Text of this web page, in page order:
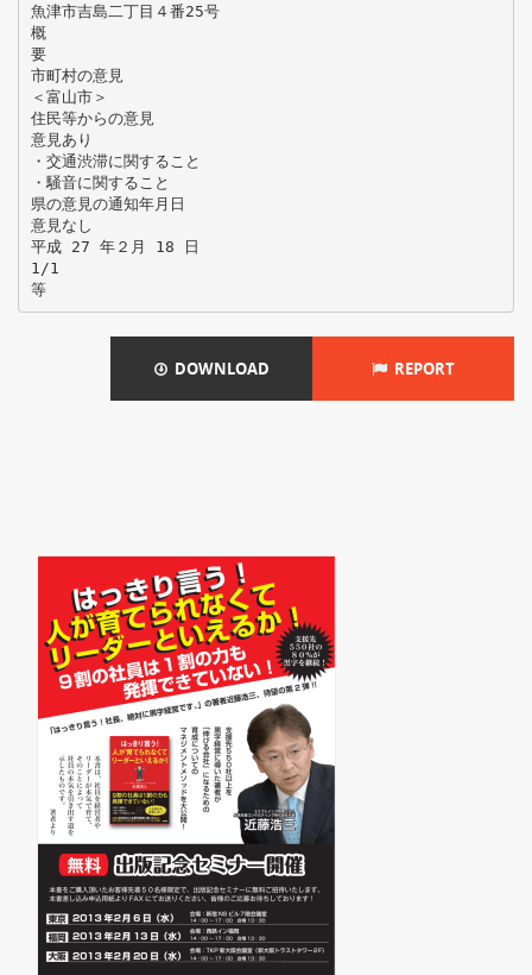
魚津市吉島二丁目４番25号
概
要
市町村の意見
＜富山市＞
住民等からの意見
意見あり
・交通渋滞に関すること
・騒音に関すること
県の意見の通知年月日
意見なし
平成 27 年２月 18 日
1/1
等
DOWNLOAD REPORT